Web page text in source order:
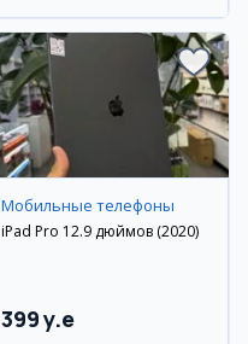
Мобильные телефоны
iPad Pro 12.9 дюймов (2020)
399 y.e